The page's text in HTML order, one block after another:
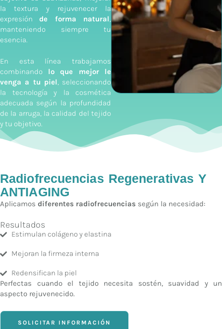
la textura y rejuvenecer la
expresiónde forma natural,
manteniendo siempre tu
esencia.
En esta línea trabajamos
combinando lo que mejor le
venga a tu piel, seleccionando
la tecnología y la cosmética
adecuada según la profundidad
de la arruga, la calidad del tejido
y tu objetivo.
Radiofrecuencias Regenerativas Y
ANTIAGING
Aplicamos diferentes radiofrecuencias según la necesidad:
Resultados
Estimulan colágeno y elastina
Mejoran la firmeza interna
Redensifican la piel
Perfectas cuando el tejido necesita sostén, suavidad y un
aspecto rejuvenecido.
SOLICITAR INFORMACIÓN